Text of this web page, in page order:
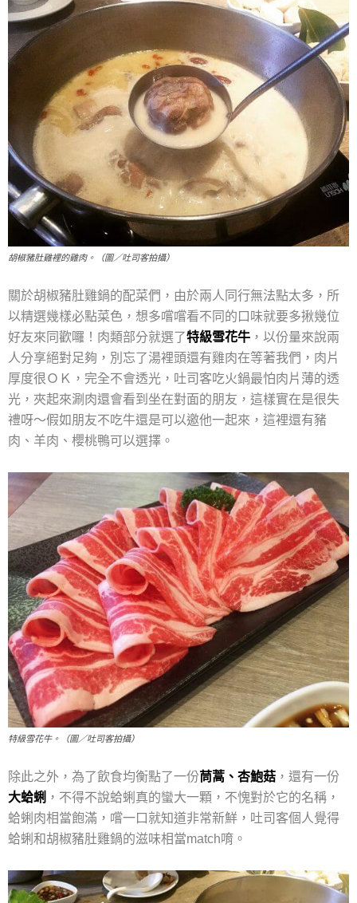
胡椒豬肚雞裡的雞肉。（圖／吐司客拍攝）
關於胡椒豬肚雞鍋的配菜們，由於兩人同行無法點太多，所
以精選幾樣必點菜色，想多嚐嚐看不同的口味就要多揪幾位
好友來同歡囉！肉類部分就選了特級雪花牛 ，以份量來說兩
人分享絕對足夠，別忘了湯裡頭還有雞肉在等著我們，肉片
厚度很ＯＫ，完全不會透光，吐司客吃火鍋最怕肉片薄的透
光，夾起來涮肉還會看到坐在對面的朋友，這樣實在是很失
禮呀～假如朋友不吃牛還是可以邀他一起來，這裡還有豬
肉、羊肉、櫻桃鴨可以選擇。
特級雪花牛。（圖／吐司客拍攝）
除此之外，為了飲食均衡點了一份茼蒿、杏鮑菇 ，還有一份
大蛤蜊 ，不得不說蛤蜊真的蠻大一顆，不愧對於它的名稱，
蛤蜊肉相當飽滿，嚐一口就知道非常新鮮，吐司客個人覺得
蛤蜊和胡椒豬肚雞鍋的滋味相當match唷。